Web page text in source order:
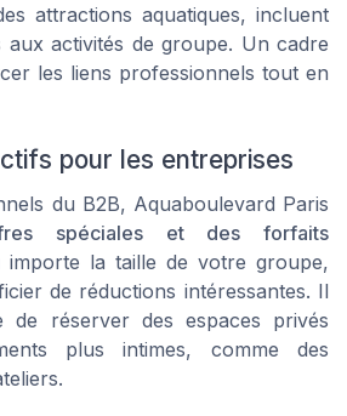
attractions aquatiques, incluent
aux activités de groupe. Un cadre
les liens professionnels tout en
pour les entreprises
du B2B, Aquaboulevard Paris
spéciales et des forfaits
importe la taille de votre groupe,
de réductions intéressantes. Il
de réserver des espaces privés
plus intimes, comme des